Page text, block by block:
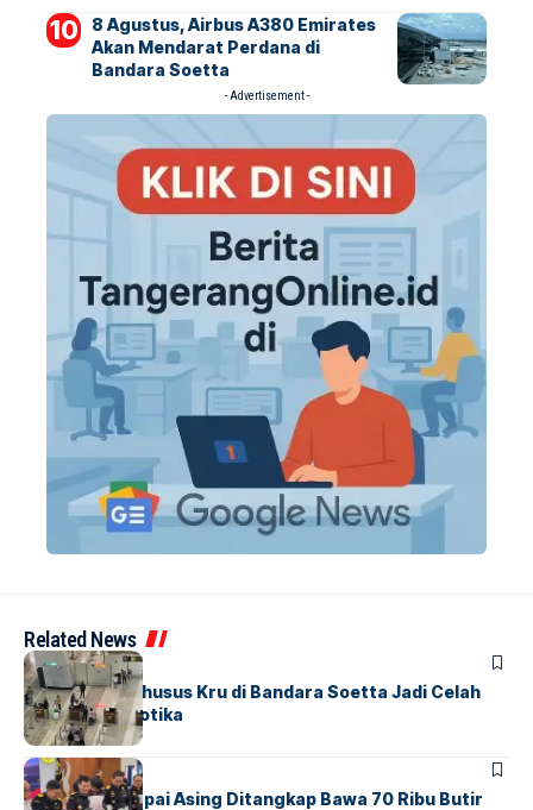
8 Agustus, Airbus A380 Emirates
Akan Mendarat Perdana di
Bandara Soetta
- Advertisement -
Related News
BANDARABERITA
Ketika Jalur Khusus Kru di Bandara Soetta Jadi Celah
Sindikat Narkotika
BANDARA BERITA
Kopilot Maskapai Asing Ditangkap Bawa 70 Ribu Butir